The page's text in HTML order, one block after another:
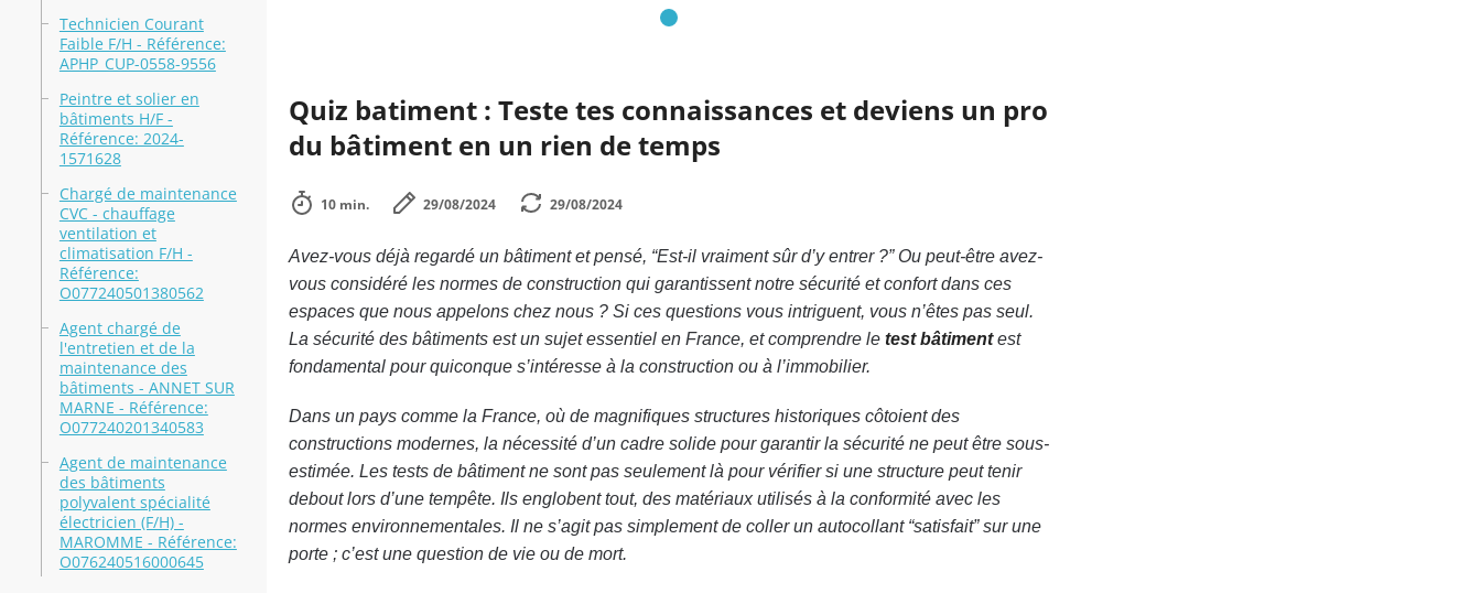
Technicien Courant
Faible F/H - Référence:
APHP_CUP-0558-9556
Peintre et solier en
bâtiments H/F -
Référence: 2024-
1571628
Chargé de maintenance
CVC - chauffage
ventilation et
climatisation F/H -
Référence:
O077240501380562
Agent chargé de
l'entretien et de la
maintenance des
bâtiments - ANNET SUR
MARNE - Référence:
O077240201340583
Agent de maintenance
des bâtiments
polyvalent spécialité
électricien (F/H) -
MAROMME - Référence:
O076240516000645
Quiz batiment : Teste tes connaissances et deviens un pro
du bâtiment en un rien de temps
10 min. 29/08/2024 29/08/2024
Avez-vous déjà regardé un bâtiment et pensé, “Est-il vraiment sûr d’y entrer ?” Ou peut-être avez-
vous considéré les normes de construction qui garantissent notre sécurité et confort dans ces
espaces que nous appelons chez nous ? Si ces questions vous intriguent, vous n’êtes pas seul.
La sécurité des bâtiments est un sujet essentiel en France, et comprendre le test bâtimentest
fondamental pour quiconque s’intéresse à la construction ou à l’immobilier.
Dans un pays comme la France, où de magnifiques structures historiques côtoient des
constructions modernes, la nécessité d’un cadre solide pour garantir la sécurité ne peut être sous-
estimée. Les tests de bâtiment ne sont pas seulement là pour vérifier si une structure peut tenir
debout lors d’une tempête. Ils englobent tout, des matériaux utilisés à la conformité avec les
normes environnementales. Il ne s’agit pas simplement de coller un autocollant “satisfait” sur une
porte ; c’est une question de vie ou de mort.